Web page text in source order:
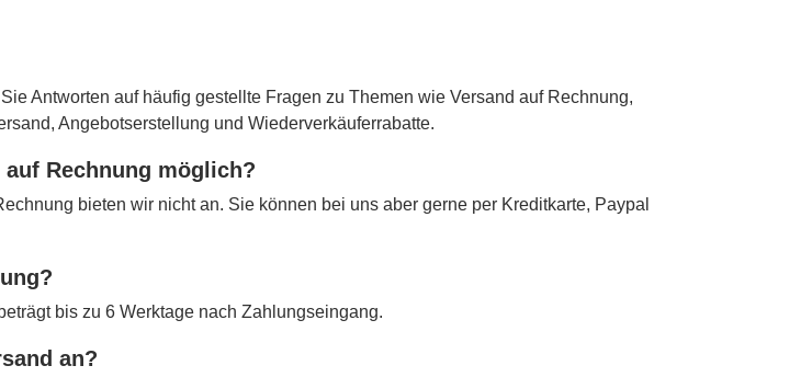
Antworten auf häufig gestellte Fragen zu Themen wie Versand auf Rechnung,
Angebotserstellung und Wiederverkäuferrabatte.
auf Rechnung möglich?
bieten wir nicht an. Sie können bei uns aber gerne per Kreditkarte, Paypal
bis zu 6 Werktage nach Zahlungseingang.
an?